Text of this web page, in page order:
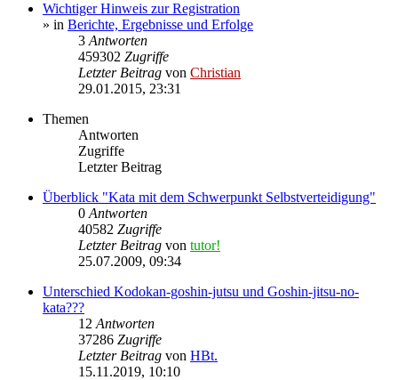
Wichtiger Hinweis zur Registration
» in Berichte, Ergebnisse und Erfolge
3 Antworten
459302 Zugriffe
Letzter Beitrag von Christian
29.01.2015, 23:31
Themen
Antworten
Zugriffe
Letzter Beitrag
Überblick "Kata mit dem Schwerpunkt Selbstverteidigung"
0 Antworten
40582 Zugriffe
Letzter Beitrag von tutor!
25.07.2009, 09:34
Unterschied Kodokan-goshin-jutsu und Goshin-jitsu-no-
kata???
12 Antworten
37286 Zugriffe
Letzter Beitrag von HBt.
15.11.2019, 10:10